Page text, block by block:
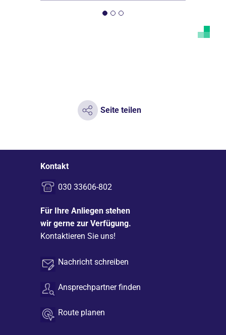
Seite teilen
Kontakt
030 33606-802
Für Ihre Anliegen stehen
wir gerne zur Verfügung.
Kontaktieren Sie uns!
Nachricht schreiben
Ansprechpartner finden
Route planen